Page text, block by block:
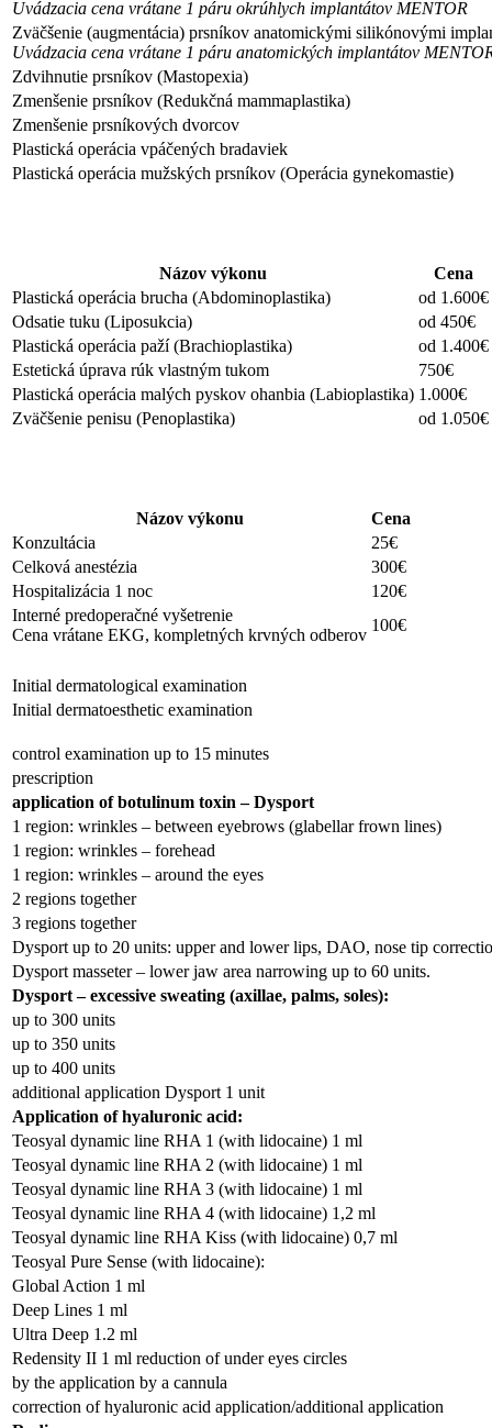
Uvádzacia cena vrátane 1 páru okrúhlych implantátov MENTOR
Zväčšenie (augmentácia) prsníkov anatomickými silikónovými
Uvádzacia cena vrátane 1 páru anatomických implantátov
Zdvihnutie prsníkov (Mastopexia)
Zmenšenie prsníkov (Redukčná mammaplastika)
Zmenšenie prsníkových dvorcov
Plastická operácia vpáčených bradaviek
Plastická operácia mužských prsníkov (Operácia gynekomastie)
Názov výkonu
Cena
Plastická operácia brucha (Abdominoplastika)
od 1.600€
Odsatie tuku (Liposukcia)
od 450€
Plastická operácia paží (Brachioplastika)
od 1.400€
Estetická úprava rúk vlastným tukom
750€
Plastická operácia malých pyskov ohanbia (Labioplastika) 1.000€
Zväčšenie penisu (Penoplastika)
od 1.050€
Názov výkonu
Cena
Konzultácia
25€
Celková anestézia
300€
Hospitalizácia 1 noc
120€
Interné predoperačné vyšetrenie
Cena vrátane EKG, kompletných krvných odberov
100€
Initial dermatological examination
Initial dermatoesthetic examination
control examination up to 15 minutes
prescription
application of botulinum toxin – Dysport
1 region: wrinkles – between eyebrows (glabellar frown lines)
1 region: wrinkles – forehead
1 region: wrinkles – around the eyes
2 regions together
3 regions together
Dysport up to 20 units: upper and lower lips, DAO, nose tip
Dysport masseter – lower jaw area narrowing up to 60 units.
Dysport – excessive sweating (axillae, palms, soles):
up to 300 units
up to 350 units
up to 400 units
additional application Dysport 1 unit
Application of hyaluronic acid:
Teosyal dynamic line RHA 1 (with lidocaine) 1 ml
Teosyal dynamic line RHA 2 (with lidocaine) 1 ml
Teosyal dynamic line RHA 3 (with lidocaine) 1 ml
Teosyal dynamic line RHA 4 (with lidocaine) 1,2 ml
Teosyal dynamic line RHA Kiss (with lidocaine) 0,7 ml
Teosyal Pure Sense (with lidocaine):
Global Action 1 ml
Deep Lines 1 ml
Ultra Deep 1.2 ml
Redensity II 1 ml reduction of under eyes circles
by the application by a cannula
correction of hyaluronic acid application/additional application